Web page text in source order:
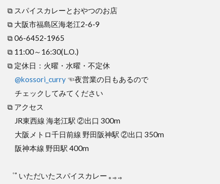
⧉ スパイスカレーとおやつのお店
⧉ 大阪市福島区海老江2-6-9
⧉ 06-6452-1965
⧉ 11:00～16:30(L.O.)
⧉ 定休日：火曜・水曜・不定休
@kossori_curry ☜夜営業の日もあるので
チェックしてみてください
⧉ アクセス
JR東西線 海老江駅 ②出口 300m
大阪メトロ千日前線 野田阪神駅 ②出口 350m
阪神本線 野田駅 400m
゜ﾟいただいたスパイスカレー ｡.｡.｡